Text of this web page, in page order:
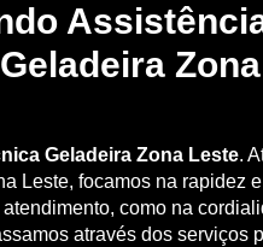
Zona
Geladeira Zona Leste.
Leste, focamos na rapidez e
como na
através dos serviços